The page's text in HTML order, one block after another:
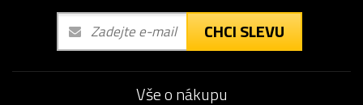
CHCI SLEVU
Vše o nákupu